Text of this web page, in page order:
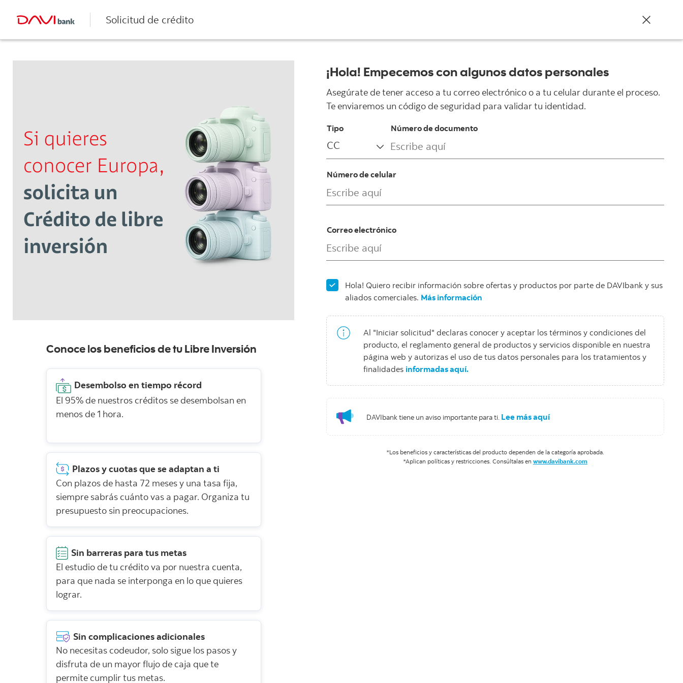
Solicitud de crédito
Conoce los beneficios de tu Libre Inversión
Desembolso en tiempo récord
El 95% de nuestros créditos se desembolsan en
menos de 1 hora.
Plazos y cuotas que se adaptan a ti
Con plazos de hasta 72 meses y una tasa fija,
siempre sabrás cuánto vas a pagar. Organiza tu
presupuesto sin preocupaciones.
Sin barreras para tus metas
El estudio de tu crédito va por nuestra cuenta,
para que nada se interponga en lo que quieres
lograr.
Sin complicaciones adicionales
No necesitas codeudor, solo sigue los pasos y
disfruta de un mayor flujo de caja que te
permite cumplir tus metas.
¡Hola! Empecemos con algunos datos personales
Asegúrate de tener acceso a tu correo electrónico o a tu celular durante el proceso.
Te enviaremos un código de seguridad para validar tu identidad.
Tipo Número de documento
Número de celular
Correo electrónico
Hola! Quiero recibir información sobre ofertas y productos por parte de DAVIbank y sus
aliados comerciales. Más información
Al "Iniciar solicitud" declaras conocer y aceptar los términos y condiciones del
producto, el reglamento general de productos y servicios disponible en nuestra
página web y autorizas el uso de tus datos personales para los tratamientos y
finalidades informadas aquí.
DAVIbank tiene un aviso importante para ti. Lee más aquí
*Los beneficios y características del producto dependen de la categoría aprobada.
*Aplican políticas y restricciones. Consúltalas en www.davibank.com